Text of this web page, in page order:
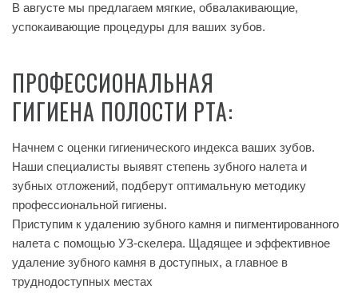
В августе мы предлагаем мягкие, обвалакивающие,
успокаивающие процедуры для ваших зубов.
ПРОФЕССИОНАЛЬНАЯ
ГИГИЕНА ПОЛОСТИ РТА:
Начнем с оценки гигиенического индекса ваших зубов.
Наши специалисты выявят степень зубного налета и
зубных отложений, подберут оптимальную методику
профессиональной гигиены.
Приступим к удалению зубного камня и пигментированного
налета с помощью УЗ-скелера. Щадящее и эффективное
удаление зубного камня в доступных, а главное в
труднодоступных местах